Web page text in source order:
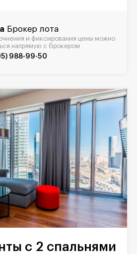
Брокер лота
и фиксирования цены можно
напрямую с брокером
988-99-50
с 2 спальнями